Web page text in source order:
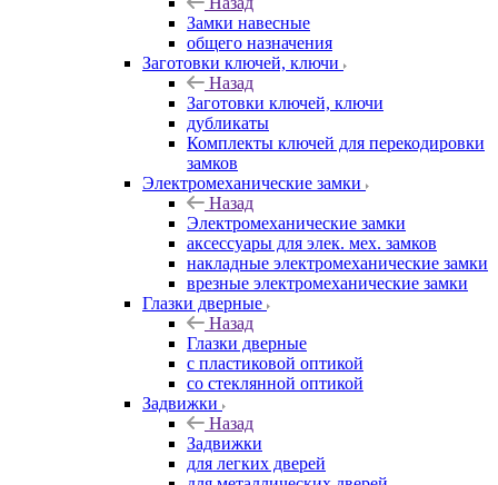
Замки навесные
общего назначения
Заготовки ключей, ключи
Назад
Заготовки ключей, ключи
дубликаты
Комплекты ключей для перекодировки
замков
Электромеханические замки
Назад
Электромеханические замки
аксессуары для элек. мех. замков
накладные электромеханические замки
врезные электромеханические замки
Глазки дверные
Назад
Глазки дверные
с пластиковой оптикой
со стеклянной оптикой
Задвижки
Назад
Задвижки
для легких дверей